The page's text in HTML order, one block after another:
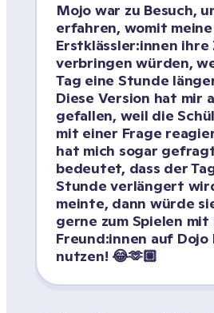
Mojo war zu Besuch,
erfahren, womit meine
Erstklässler:innen ihre
verbringen würden,
Tag eine Stunde
Diese Version hat mir
gefallen, weil die
mit einer Frage
hat mich sogar
bedeutet, dass der
Stunde verlängert
meinte, dann würde
gerne zum Spielen mit
Freund:innen auf Dojo
nutzen! 😂🫶🏼